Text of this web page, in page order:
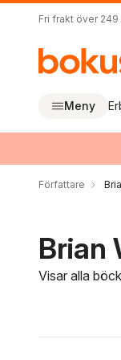
Fri frakt över 249
Meny
Författare
Brian
Visar alla